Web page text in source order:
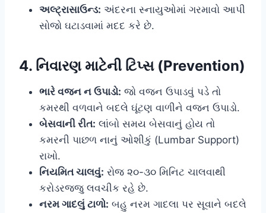
અલ્ટ્રાસાઉન્ડ: અંદરના સ્નાયુઓમાં ગરમાવો આપી
સોજો ઘટાડવામાં મદદ કરે છે.
4. નિવારણ માટેની ટિપ્સ (Prevention)
ભારે વજન ન ઉપાડો: જો વજન ઉપાડવું પડે તો
કમરથી વળવાને બદલે ઘૂંટણ વાળીને વજન ઉપાડો.
બેસવાની રીત: લાંબો સમય બેસવાનું હોય તો
કમરની પાછળ નાનું ઓશીકું (Lumbar Support)
રાખો.
નિયમિત ચાલવું: રોજ ૨૦-૩૦ મિનિટ ચાલવાથી
કરોડરજ્જુ લવચીક રહે છે.
નરમ ગાદલું ટાળો: બહુ નરમ ગાદલા પર સૂવાને બદલે